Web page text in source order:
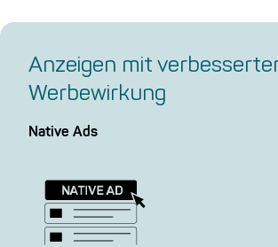
Anzei­gen mit
Werbewirkung
Native Ads